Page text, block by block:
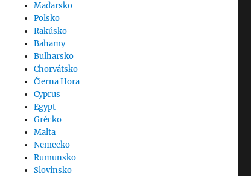
Maďarsko
Poľsko
Rakúsko
Bahamy
Bulharsko
Chorvátsko
Čierna Hora
Cyprus
Egypt
Grécko
Malta
Nemecko
Rumunsko
Slovinsko